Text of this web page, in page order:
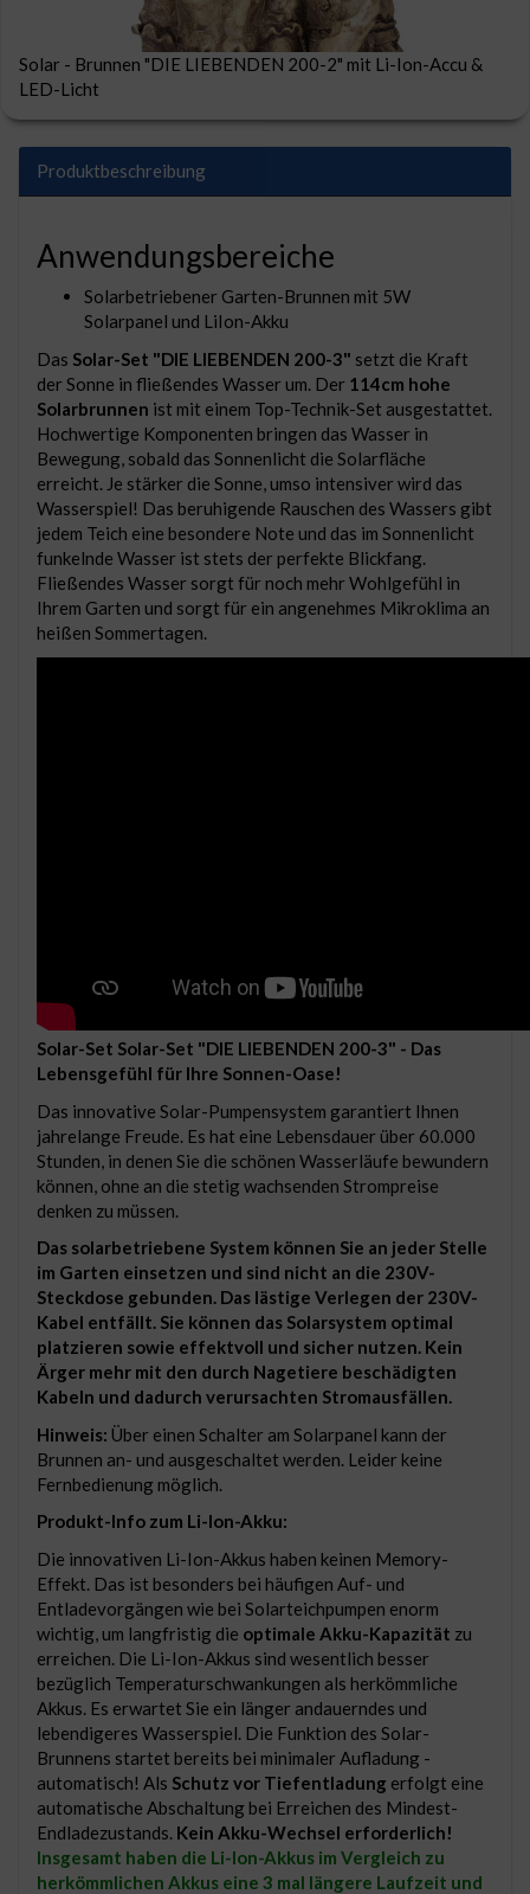
Solar - Brunnen "DIE LIEBENDEN 200-2" mit Li-Ion-Accu &
LED-Licht
Produktbeschreibung
Anwendungsbereiche
Solarbetriebener Garten-Brunnen mit 5W
Solarpanel und LiIon-Akku
Das Solar-Set "DIE LIEBENDEN 200-3" setzt die Kraft
der Sonne in fließendes Wasser um. Der 114cm hohe
Solarbrunnen ist mit einem Top-Technik-Set ausgestattet.
Hochwertige Komponenten bringen das Wasser in
Bewegung, sobald das Sonnenlicht die Solarfläche
erreicht. Je stärker die Sonne, umso intensiver wird das
Wasserspiel! Das beruhigende Rauschen des Wassers gibt
jedem Teich eine besondere Note und das im Sonnenlicht
funkelnde Wasser ist stets der perfekte Blickfang.
Fließendes Wasser sorgt für noch mehr Wohlgefühl in
Ihrem Garten und sorgt für ein angenehmes Mikroklima an
heißen Sommertagen.
Solar-Set Solar-Set "DIE LIEBENDEN 200-3" - Das
Lebensgefühl für Ihre Sonnen-Oase!
Das innovative Solar-Pumpensystem garantiert Ihnen
jahrelange Freude. Es hat eine Lebensdauer über 60.000
Stunden, in denen Sie die schönen Wasserläufe bewundern
können, ohne an die stetig wachsenden Strompreise
denken zu müssen.
Das solarbetriebene System können Sie an jeder Stelle
im Garten einsetzen und sind nicht an die 230V-
Steckdose gebunden. Das lästige Verlegen der 230V-
Kabel entfällt. Sie können das Solarsystem optimal
platzieren sowie effektvoll und sicher nutzen. Kein
Ärger mehr mit den durch Nagetiere beschädigten
Kabeln und dadurch verursachten Stromausfällen.
Hinweis: Über einen Schalter am Solarpanel kann der
Brunnen an- und ausgeschaltet werden. Leider keine
Fernbedienung möglich.
Produkt-Info zum Li-Ion-Akku:
Die innovativen Li-Ion-Akkus haben keinen Memory-
Effekt. Das ist besonders bei häufigen Auf- und
Entladevorgängen wie bei Solarteichpumpen enorm
wichtig, um langfristig die optimale Akku-Kapazität zu
erreichen. Die Li-Ion-Akkus sind wesentlich besser
bezüglich Temperaturschwankungen als herkömmliche
Akkus. Es erwartet Sie ein länger andauerndes und
lebendigeres Wasserspiel. Die Funktion des Solar-
Brunnens startet bereits bei minimaler Aufladung -
automatisch! Als Schutz vor Tiefentladung erfolgt eine
automatische Abschaltung bei Erreichen des Mindest-
Endladezustands. Kein Akku-Wechsel erforderlich!
Insgesamt haben die Li-Ion-Akkus im Vergleich zu
herkömmlichen Akkus eine 3 mal längere Laufzeit und